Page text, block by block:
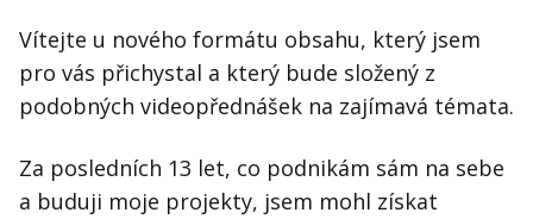
Vítejte u nového formátu obsahu, který jsem
pro vás přichystal a který bude složený z
podobných videopřednášek na zajímavá témata.
Za posledních 13 let, co podnikám sám na sebe
a buduji moje projekty, jsem mohl získat